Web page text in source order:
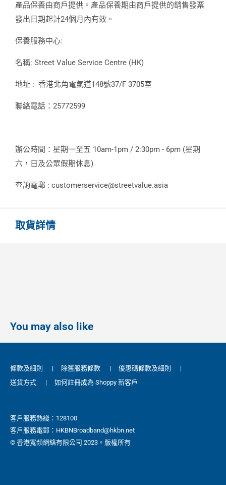
產品保養由商戶提供。產品保養期由商戶提供的銷售發票
發出日期起計24個月內有效。
保養服務中心:
名稱: Street Value Service Centre (HK)
地址 : 香港北角電氣道148號37/F 3705室
聯絡電話：25772599
辦公時間：星期一至五 10am-1pm / 2:30pm - 6pm (星期
六，日及公眾假期休息)
查詢電郵 : customerservice@streetvalue.asia
取貨詳情
You may also like
條款及細則 | 除舊服務條款 | 優惠碼條款及細則
|
送貨方式
| 如何註冊成為 Shoppy 新客戶
客戶服務熱綫：128100
客戶服務電郵：HKBNBroadband@hkbn.net
© 香港寬頻網絡有限公司 2023。版權所有